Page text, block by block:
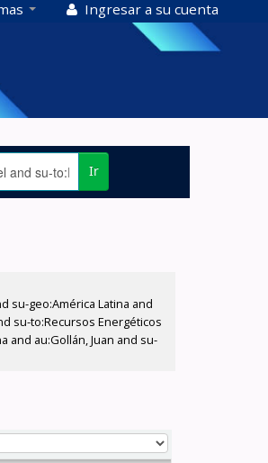
Ingresar a su cuenta
Ir
su-geo:América Latina and
su-to:Recursos Energéticos
and au:Gollán, Juan and su-